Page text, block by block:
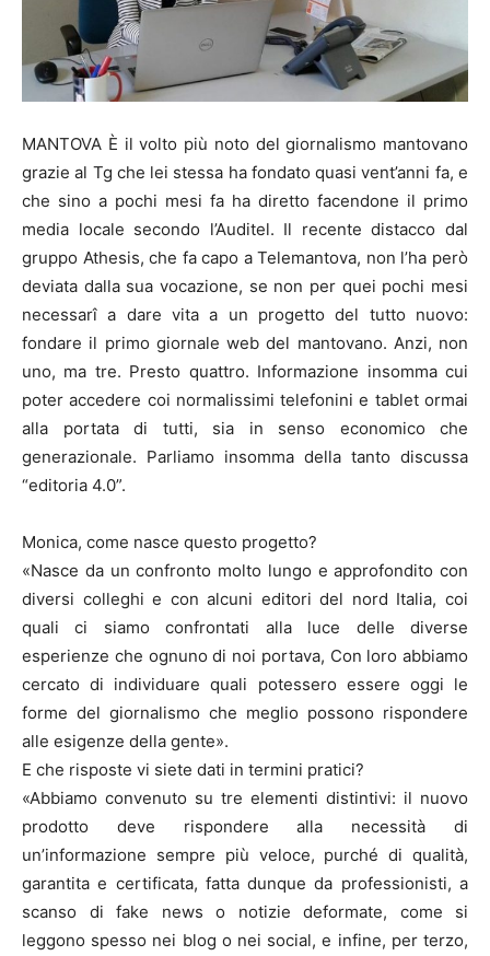
MANTOVA È il volto più noto del giornalismo mantovano
grazie al Tg che lei stessa ha fondato quasi vent’anni fa, e
che sino a pochi mesi fa ha diretto facendone il primo
media locale secondo l’Auditel. Il recente distacco dal
gruppo Athesis, che fa capo a Telemantova, non l’ha però
deviata dalla sua vocazione, se non per quei pochi mesi
necessarî a dare vita a un progetto del tutto nuovo:
fondare il primo giornale web del mantovano. Anzi, non
uno, ma tre. Presto quattro. Informazione insomma cui
poter accedere coi normalissimi telefonini e tablet ormai
alla portata di tutti, sia in senso economico che
generazionale. Parliamo insomma della tanto discussa
“editoria 4.0”.
Monica, come nasce questo progetto?
«Nasce da un confronto molto lungo e approfondito con
diversi colleghi e con alcuni editori del nord Italia, coi
quali ci siamo confrontati alla luce delle diverse
esperienze che ognuno di noi portava, Con loro abbiamo
cercato di individuare quali potessero essere oggi le
forme del giornalismo che meglio possono rispondere
alle esigenze della gente».
E che risposte vi siete dati in termini pratici?
«Abbiamo convenuto su tre elementi distintivi: il nuovo
prodotto deve rispondere alla necessità di
un’informazione sempre più veloce, purché di qualità,
garantita e certificata, fatta dunque da professionisti, a
scanso di fake news o notizie deformate, come si
leggono spesso nei blog o nei social, e infine, per terzo,